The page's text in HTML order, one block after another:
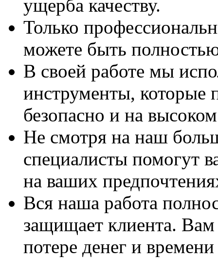
ущерба качеству.
Только
можете быть
В своей работе мы
инструменты, которые
безопасно и на
Не смотря на наш
специалисты помогут
на ваших
Вся наша работа
защищает клиента. Вам
потере денег и